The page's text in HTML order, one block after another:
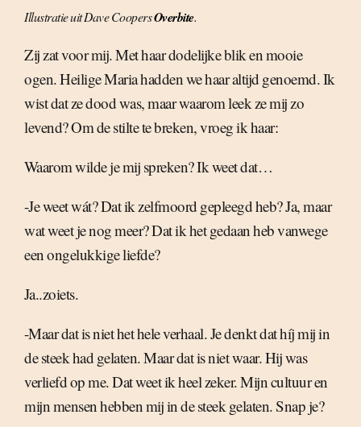
Illustratie uit Dave CoopersOverbite.
Zij zat voor mij. Met haar dodelijke blik en mooie
ogen. Heilige Maria hadden we haar altijd genoemd. Ik
wist dat ze dood was, maar waarom leek ze mij zo
levend? Om de stilte te breken, vroeg ik haar:
Waarom wilde je mij spreken? Ik weet dat…
-Je weet wát? Dat ik zelfmoord gepleegd heb? Ja, maar
wat weet je nog meer? Dat ik het gedaan heb vanwege
een ongelukkige liefde?
Ja..zoiets.
-Maar dat is niet het hele verhaal. Je denkt dat híj mij in
de steek had gelaten. Maar dat is niet waar. Hij was
verliefd op me. Dat weet ik heel zeker. Mijn cultuur en
mijn mensen hebben mij in de steek gelaten. Snap je?